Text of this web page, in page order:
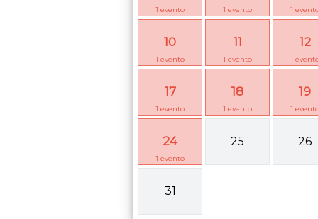
1 evento 1 evento 1
10
1 evento
11
1 evento
12
1
17
1 evento
18
1 evento
19
1
24
1 evento
25 26
31